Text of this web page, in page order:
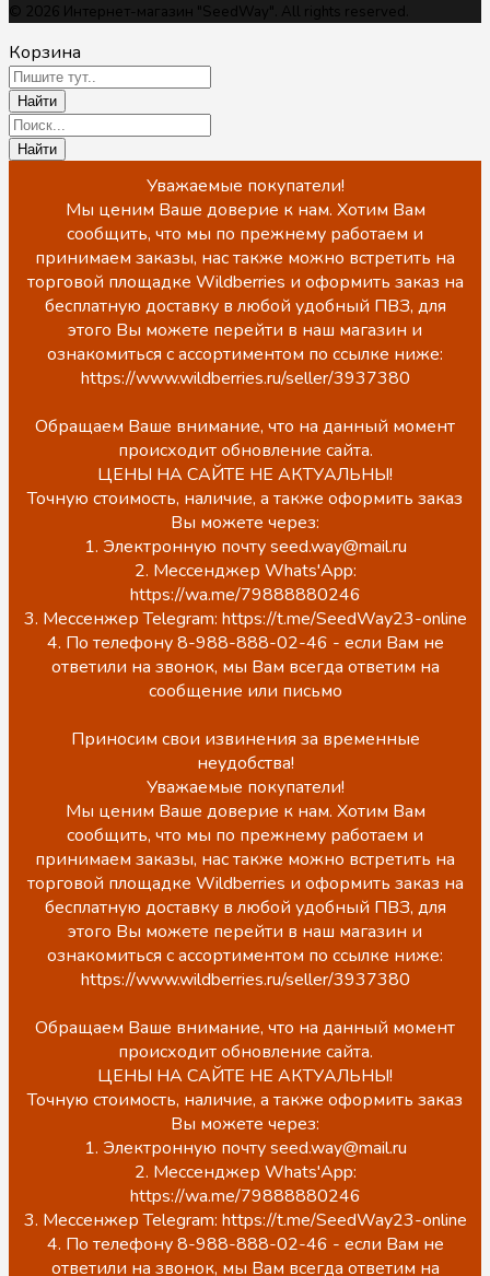
© 2026 Интернет-магазин "SeedWay". All rights reserved.
Корзина
Уважаемые покупатели!
Мы ценим Ваше доверие к нам. Хотим Вам
сообщить, что мы по прежнему работаем и
принимаем заказы, нас также можно встретить на
торговой площадке Wildberries и оформить заказ на
бесплатную доставку в любой удобный ПВЗ, для
этого Вы можете перейти в наш магазин и
ознакомиться с ассортиментом по ссылке ниже:
https://www.wildberries.ru/seller/3937380
Обращаем Ваше внимание, что на данный момент
происходит обновление сайта.
ЦЕНЫ НА САЙТЕ НЕ АКТУАЛЬНЫ!
Точную стоимость, наличие, а также оформить заказ
Вы можете через:
1. Электронную почту seed.way@mail.ru
2. Мессенджер Whats'App:
https://wa.me/79888880246
3. Мессенжер Telegram: https://t.me/SeedWay23-online
4. По телефону 8-988-888-02-46 - если Вам не
ответили на звонок, мы Вам всегда ответим на
сообщение или письмо
Приносим свои извинения за временные
неудобства!
Уважаемые покупатели!
Мы ценим Ваше доверие к нам. Хотим Вам
сообщить, что мы по прежнему работаем и
принимаем заказы, нас также можно встретить на
торговой площадке Wildberries и оформить заказ на
бесплатную доставку в любой удобный ПВЗ, для
этого Вы можете перейти в наш магазин и
ознакомиться с ассортиментом по ссылке ниже:
https://www.wildberries.ru/seller/3937380
Обращаем Ваше внимание, что на данный момент
происходит обновление сайта.
ЦЕНЫ НА САЙТЕ НЕ АКТУАЛЬНЫ!
Точную стоимость, наличие, а также оформить заказ
Вы можете через:
1. Электронную почту seed.way@mail.ru
2. Мессенджер Whats'App:
https://wa.me/79888880246
3. Мессенжер Telegram: https://t.me/SeedWay23-online
4. По телефону 8-988-888-02-46 - если Вам не
ответили на звонок, мы Вам всегда ответим на